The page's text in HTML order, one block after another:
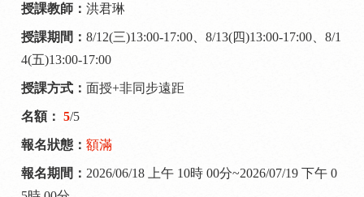
洪君琳
8/12(三)13:00-17:00、8/13(四)13:00-17:00、8/1
4(五)13:00-17:00
面授+非同步遠距
5/5
額滿
2026/06/18 上午 10時 00分~2026/07/19 下午 0